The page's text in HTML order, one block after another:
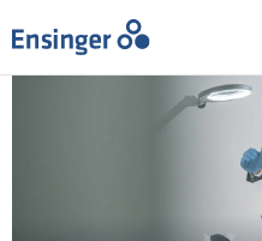
IHRE ANFRAGE
Startseite